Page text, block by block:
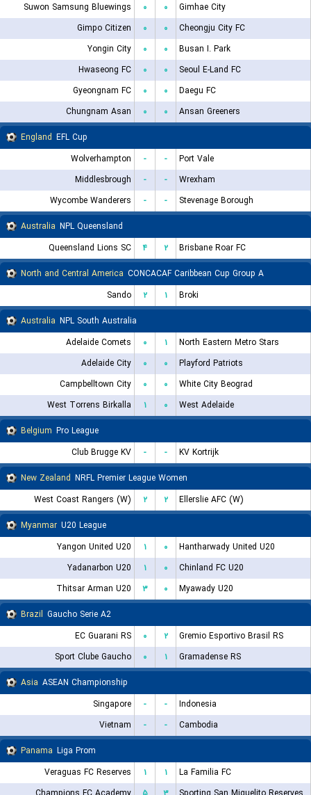
Suwon Samsung Bluewings
۰ ۰
Gimhae City
Gimpo Citizen
۰ ۰
Cheongju City FC
Yongin City
۰ ۰
Busan I. Park
Hwaseong FC
۰ ۰
Seoul E-Land FC
Gyeongnam FC
۰ ۰
Daegu FC
Chungnam Asan
۰ ۰
Ansan Greeners
England EFL Cup
Wolverhampton
- -
Port Vale
Middlesbrough
- -
Wrexham
Wycombe Wanderers
- -
Stevenage Borough
Australia NPL Queensland
Queensland Lions SC
۴ ۲
Brisbane Roar FC
North and Central America CONCACAF Caribbean Cup Group A
Sando
۲ ۱
Broki
Australia NPL South Australia
Adelaide Comets
۰ ۱
North Eastern Metro Stars
Adelaide City
۰ ۰
Playford Patriots
Campbelltown City
۰ ۰
White City Beograd
West Torrens Birkalla
۱ ۰
West Adelaide
Belgium Pro League
Club Brugge KV
- -
KV Kortrijk
New Zealand NRFL Premier League Women
West Coast Rangers (W)
۲ ۲
Ellerslie AFC (W)
Myanmar U20 League
Yangon United U20
۱ ۰
Hantharwady United U20
Yadanarbon U20
۱ ۰
Chinland FC U20
Thitsar Arman U20
۳ ۰
Myawady U20
Brazil Gaucho Serie A2
EC Guarani RS
۰ ۲
Gremio Esportivo Brasil RS
Sport Clube Gaucho
۰ ۱
Gramadense RS
Asia ASEAN Championship
Singapore
- -
Indonesia
Vietnam
- -
Cambodia
Panama Liga Prom
Veraguas FC Reserves
۱ ۱
La Familia FC